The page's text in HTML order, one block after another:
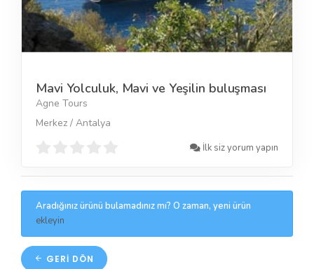
Mavi Yolculuk, Mavi ve Yeşilin buluşması
Agne Tours
Merkez / Antalya
İlk siz yorum yapın
Aradığınız ürünü bulamadınız mı? O zaman, yeni ürün
ekleyin
GERI DÖN